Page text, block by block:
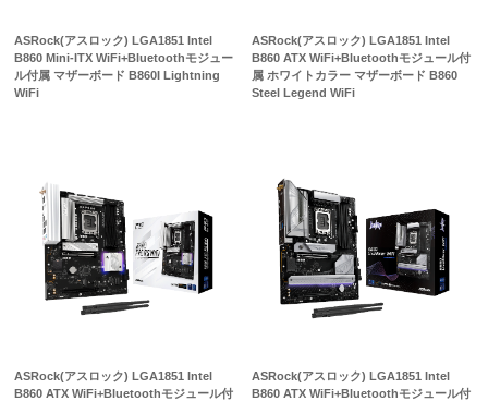
ASRock(アスロック) LGA1851 Intel
B860 Mini-ITX WiFi+Bluetoothモジュー
ル付属 マザーボード B860I Lightning
WiFi
ASRock(アスロック) LGA1851 Intel
B860 ATX WiFi+Bluetoothモジュール付
属 ホワイトカラー マザーボード B860
Steel Legend WiFi
ASRock(アスロック) LGA1851 Intel
B860 ATX WiFi+Bluetoothモジュール付
ASRock(アスロック) LGA1851 Intel
B860 ATX WiFi+Bluetoothモジュール付